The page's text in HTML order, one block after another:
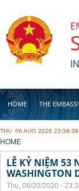
HOME THE
BUSINESS
THU, 06 AUG 2026
YOU ARE HERE
HOME
LỄ KỶ NIỆM 53
WASHINGTON
Thu, 08/20/2020 -